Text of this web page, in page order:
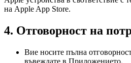
на Apple App Store.
4. Отговорност на
Вие носите пълна